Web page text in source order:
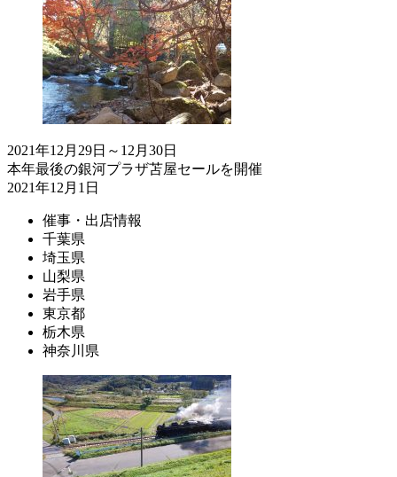
2021年12月29日～12月30日
本年最後の銀河プラザ苫屋セールを開催
2021年12月1日
催事・出店情報
千葉県
埼玉県
山梨県
岩手県
東京都
栃木県
神奈川県